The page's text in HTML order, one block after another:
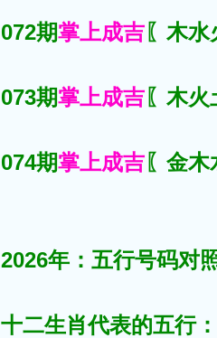
072期掌上成吉 〖木
073期掌上成吉 〖木
074期掌上成吉 〖金
2026年：五行号码对
十二生肖代表的五行：